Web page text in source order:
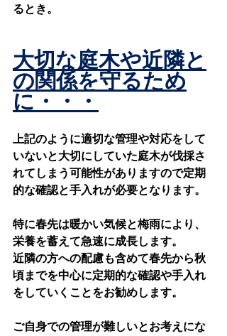
るとき。
大切な庭木や近隣と
の関係を守るため
に・・・
上記のように適切な管理や対応をして
いないと大切にしていた庭木が伐採さ
れてしまう可能性がありますので定期
的な確認と手入れが必要となります。
特に春先は暖かい気候と梅雨により、
栄養を蓄えて急速に成長します。
近隣の方への配慮も含めて春先から秋
頃までを中心に定期的な確認や手入れ
をしていくことをお勧めします。
ご自身での管理が難しいとお考えにな